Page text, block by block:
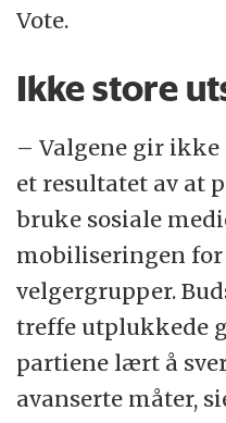
Vote.
Ikke store
– Valgene gir ikke
et resultatet av at
bruke sosiale
mobiliseringen for
velgergrupper.
treffe utplukkede
partiene lært å
avanserte måter,